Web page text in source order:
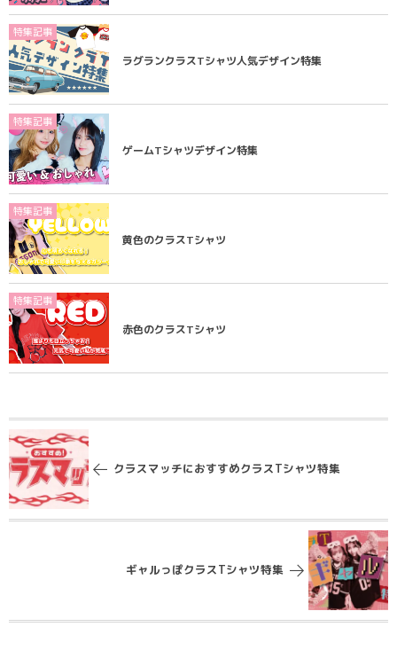
特集記事
ラグランクラスTシャツ人気デザイン特集
特集記事
ゲームTシャツデザイン特集
特集記事
黄色のクラスTシャツ
特集記事
赤色のクラスTシャツ
クラスマッチにおすすめクラスTシャツ特集
ギャルっぽクラスTシャツ特集